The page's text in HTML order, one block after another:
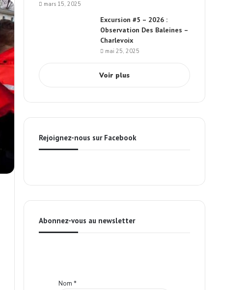
mars 15, 2025
Excursion #5 – 2026 :
Observation Des Baleines –
Charlevoix
mai 25, 2025
Voir plus
Rejoignez-nous sur Facebook
Abonnez-vous au newsletter
Nom*